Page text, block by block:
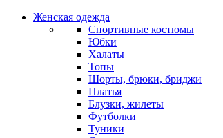
Женская одежда
Спортивные костюмы
Юбки
Халаты
Топы
Шорты, брюки, бриджи
Платья
Блузки, жилеты
Футболки
Туники